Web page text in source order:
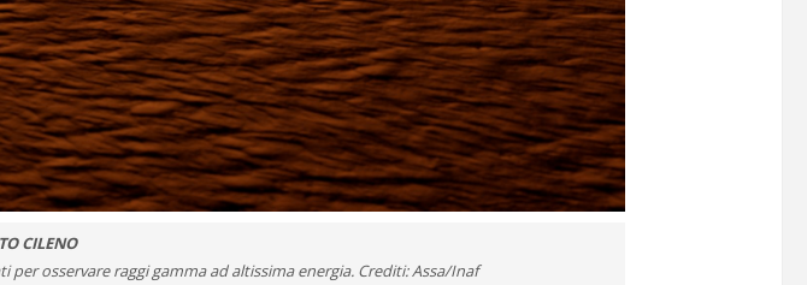
CILENO
osservare raggi gamma ad altissima energia. Crediti: Assa/Inaf